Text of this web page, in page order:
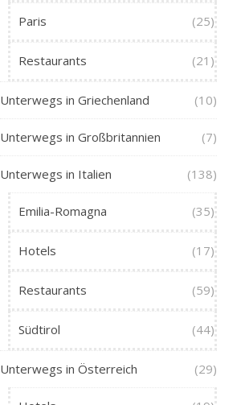
Paris (25)
Restaurants (21)
Unterwegs in Griechenland (10)
Unterwegs in Großbritannien (7)
Unterwegs in Italien (138)
Emilia-Romagna (35)
Hotels (17)
Restaurants (59)
Südtirol (44)
Unterwegs in Österreich (29)